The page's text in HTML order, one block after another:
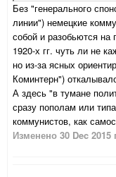
Без "генерального
линии") немецкие
собой и разобьются
1920-х гг. чуть ли не
но из-за ясных
Коминтерн")
А здесь "в тумане
сразу пополам или
коммунистов, как
Изменено 30 Dec 2015